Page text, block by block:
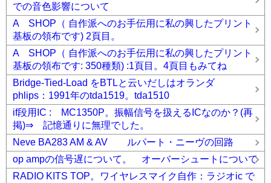
での音色影響について
A SHOP（ 自作派へのお手伝用に私の興したプリント
基板の領布です) 2頁目。
A SHOP（ 自作派へのお手伝用に私の興したプリント
基板の領布です: 350種類) :1頁目。4頁目もみてね
Bridge-Tied-Load をBTLと云いだしはオランダ
phlips：1991年のtda1519。tda1510
if段用IC : MC1350P。振幅信号を扱えるICなのか？(再
掲)⇒ 記憶通りに無理でした。
Neve BA283 AM & AV ルパート・ニーヴの回路
op ampの信号遅について。 オーバーシュートについて
RADIO KITS TOP。ワイヤレスマイク自作：ラジオic で